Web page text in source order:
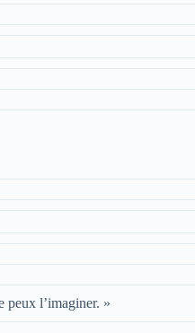
peux l’imaginer. »